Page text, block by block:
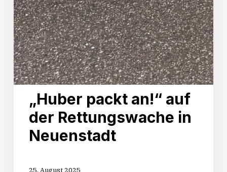
„Huber packt an!“ auf
der Rettungswache in
Neuenstadt